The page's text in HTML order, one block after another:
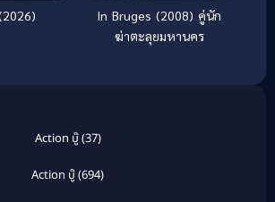
In Bruges (2008) คู่นัก
ฆ่าตะลุยมหานคร
Action บู๊(37)
Action บู๊(694)